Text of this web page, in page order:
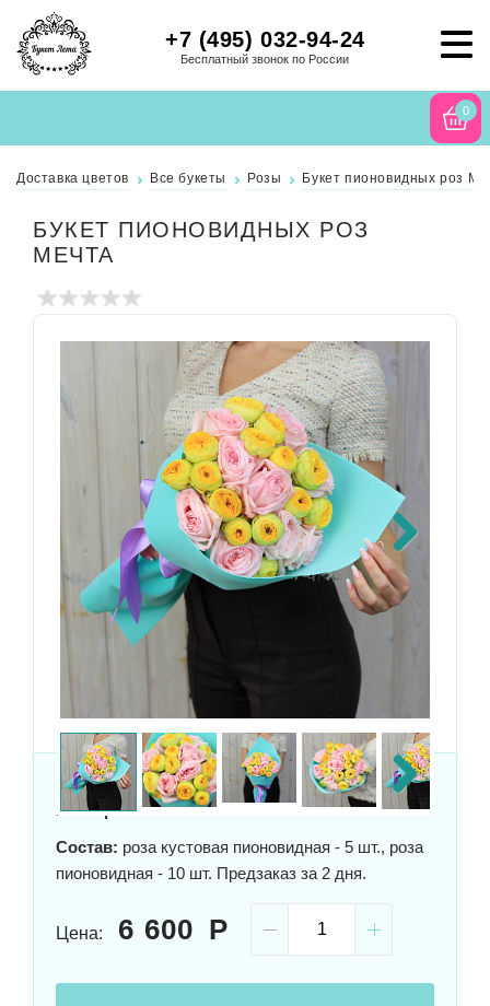
+7 (495) 032-94-24
Бесплатный звонок по России
0
Доставка цветов Все букеты Розы Букет пионовидных роз
БУКЕТ ПИОНОВИДНЫХ РОЗ
МЕЧТА
Next
Next
Размер:50x30 см
Состав: роза кустовая пионовидная - 5 шт., роза
пионовидная - 10 шт. Предзаказ за 2 дня.
Цена: 6 600